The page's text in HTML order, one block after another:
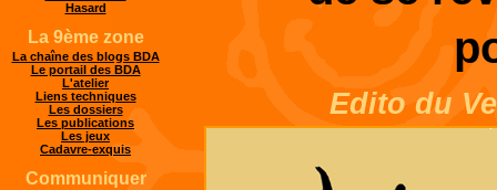
Edito du
Hasard
La 9ème zone
La chaîne des blogs BDA
Le portail des BDA
L'atelier
Liens techniques
Les dossiers
Les publications
Les jeux
Cadavre-exquis
Communiquer